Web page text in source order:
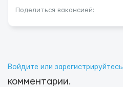
Поделиться вакансией:
Войдите или зарегистрируйтесь
комментарии.